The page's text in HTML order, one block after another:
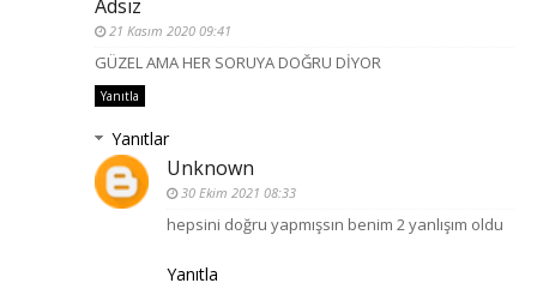
Adsız
21 Kasım 2020 09:41
GÜZEL AMA HER SORUYA DOĞRU DİYOR
Yanıtla
Yanıtlar
Unknown
30 Ekim 2021 08:33
hepsini doğru yapmışsın benim 2 yanlışım oldu
Yanıtla